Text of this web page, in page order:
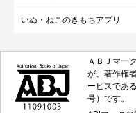
いぬ・ねこのきもちアプリ
ＡＢＪマー
が、著作権
ービスであ
号）です。